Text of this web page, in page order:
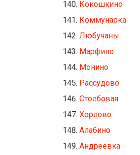
Кокошкино
Коммунарка
Любучаны
Марфино
Монино
Рассудово
Столбовая
Хорлово
Алабино
Андреевка